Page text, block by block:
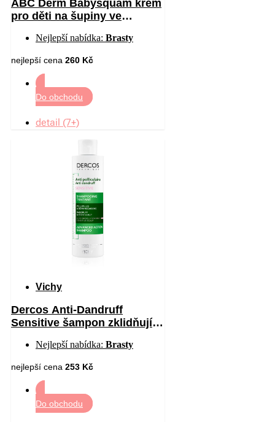
ABC Derm Babysquam krém
pro děti na šupiny ve
Nejlepší nabídka: Brasty
nejlepší cena 260 Kč
Do obchodu
detail (7+)
Vichy
Dercos Anti-Dandruff
Sensitive šampon zklidňující
lupům 200 ml
Nejlepší nabídka: Brasty
nejlepší cena 253 Kč
Do obchodu